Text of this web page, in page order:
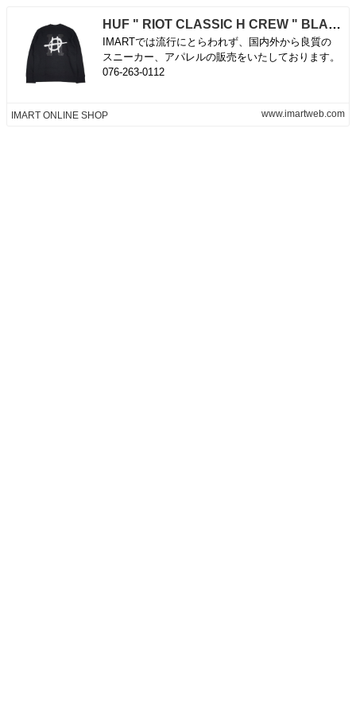
HUF " RIOT CLASSIC H CREW " BLACK - IMART ONLINE SHOP
IMARTでは流行にとらわれず、国内外から良質の
スニーカー、アパレルの販売をいたしております。
076-263-0112
IMART ONLINE SHOP www.imartweb.com